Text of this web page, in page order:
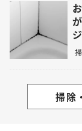
掃除